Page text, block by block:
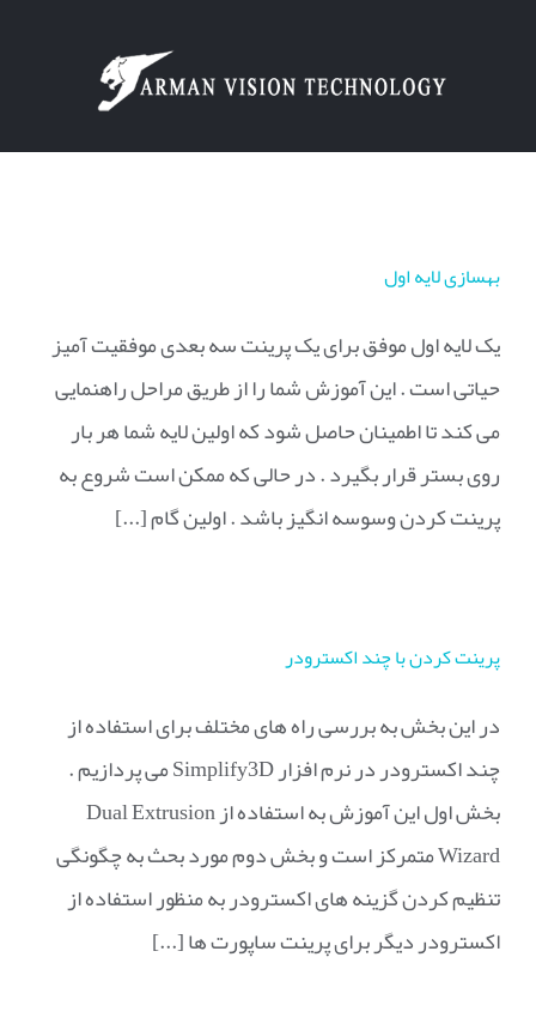
بهسازی لایه اول
یک لایه اول موفق برای یک پرینت سه بعدی موفقیت آمیز
حیاتی است . این آموزش شما را از طریق مراحل راهنمایی
می کند تا اطمینان حاصل شود که اولین لایه شما هر بار
روی بستر قرار بگیرد . در حالی که ممکن است شروع به
پرینت کردن وسوسه انگیز باشد . اولین گام [...]
پرینت کردن با چند اکسترودر
در این بخش به بررسی راه های مختلف برای استفاده از
چند اکسترودر در نرم افزار Simplify3D می پردازیم .
بخش اول این آموزش به استفاده از Dual Extrusion
Wizard متمرکز است و بخش دوم مورد بحث به چگونگی
تنظیم کردن گزینه های اکسترودر به منظور استفاده از
اکسترودر دیگر برای پرینت ساپورت ها [...]